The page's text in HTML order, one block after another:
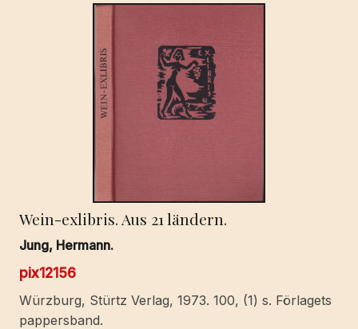
Wein-exlibris. Aus 21 ländern.
Jung, Hermann.
pix12156
Würzburg, Stürtz Verlag, 1973. 100, (1) s. Förlagets
pappersband.